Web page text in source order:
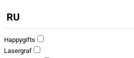
RU
Happygifts
Lasergraf